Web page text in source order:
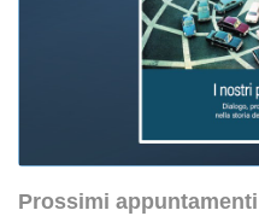
Prossimi appuntamenti